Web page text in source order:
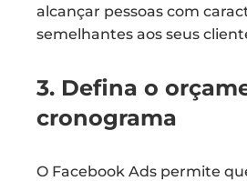
alcançar pessoas com
semelhantes aos seus
3. Defina o
cronograma
O Facebook Ads permite